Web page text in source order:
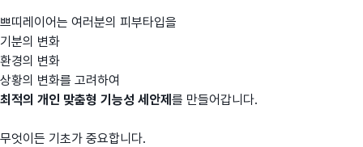
쁘띠레이어는 여러분의 피부타입을
기분의 변화
환경의 변화
상황의 변화를 고려하여
최적의 개인 맞춤형 기능성 세안제 를 만들어갑니다.
무엇이든 기초가 중요합니다.